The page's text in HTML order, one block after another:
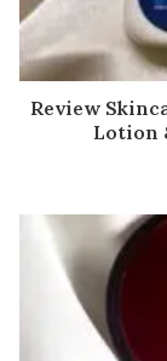
Review
Lotion